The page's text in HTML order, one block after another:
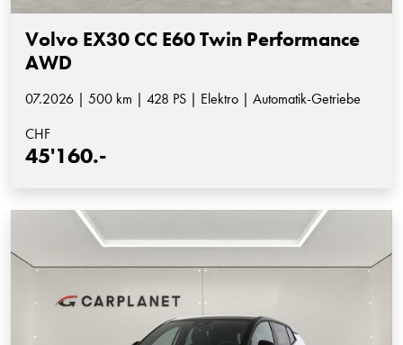
Volvo EX30 CC E60 Twin Performance
AWD
07.2026 | 500 km | 428 PS | Elektro | Automatik-Getriebe
CHF
45'160.-